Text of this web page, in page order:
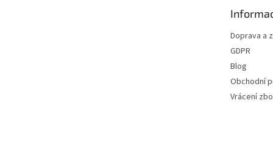
Doprava a
GDPR
Blog
Obchodní
Vrácení